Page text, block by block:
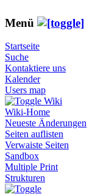
Menü
Startseite
Suche
Kontaktiere uns
Kalender
Users map
Wiki
Wiki-Home
Neueste Änderungen
Seiten auflisten
Verwaiste Seiten
Sandbox
Multiple Print
Strukturen